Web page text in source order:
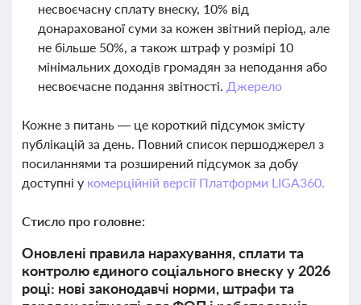
несвоєчасну сплату внеску, 10% від
донарахованої суми за кожен звітний період, але
не більше 50%, а також штраф у розмірі 10
мінімальних доходів громадян за неподання або
несвоєчасне подання звітності. Джерело
Кожне з питань — це короткий підсумок змісту
публікацій за день. Повний список першоджерел з
посиланнями та розширений підсумок за добу
доступні у комерційній версії Платформи LIGA360.
Стисло про головне:
Оновлені правила нарахування, сплати та
контролю єдиного соціального внеску у 2026
році: нові законодавчі норми, штрафи та